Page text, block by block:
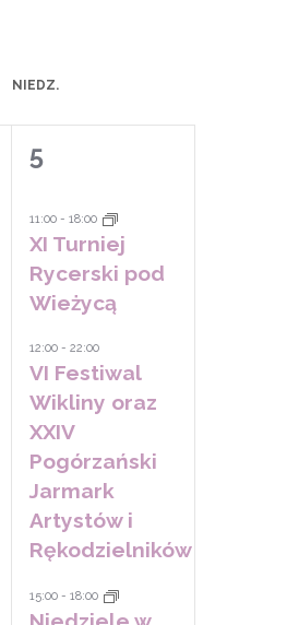
NIEDZ.
5
5
11:00-18:00
XI Turniej
Rycerski pod
Wieżycą
12:00-22:00
VI Festiwal
Wikliny oraz
XXIV
Pogórzański
Jarmark
Artystów i
Rękodzielników
15:00-18:00